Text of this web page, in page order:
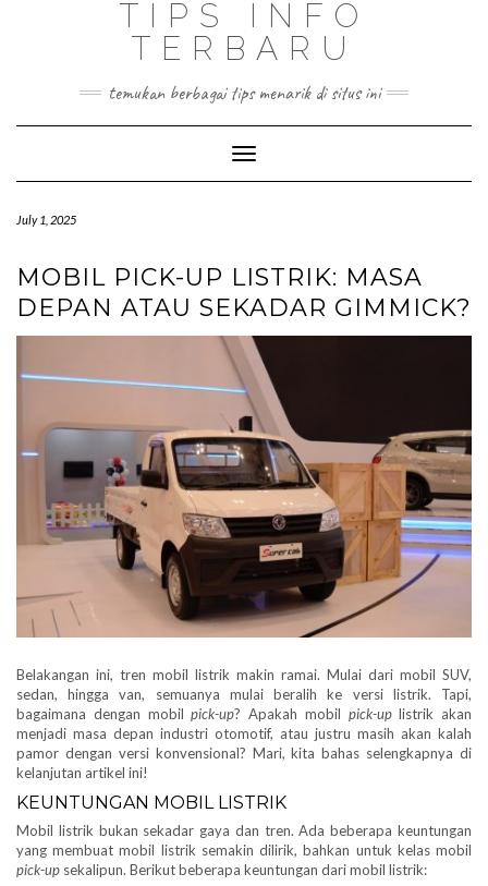
TIPS INFO
TERBARU
temukan berbagai tips menarik di situs ini
Toggle
Navigation
July 1, 2025
MOBIL PICK-UP LISTRIK: MASA
DEPAN ATAU SEKADAR GIMMICK?
Belakangan ini, tren mobil listrik makin ramai. Mulai dari mobil SUV,
sedan, hingga van, semuanya mulai beralih ke versi listrik. Tapi,
bagaimana dengan mobilpick-up? Apakah mobil pick-uplistrik akan
menjadi masa depan industri otomotif, atau justru masih akan kalah
pamor dengan versi konvensional? Mari, kita bahas selengkapnya di
kelanjutan artikel ini!
KEUNTUNGAN MOBIL LISTRIK
Mobil listrik bukan sekadar gaya dan tren. Ada beberapa keuntungan
yang membuat mobil listrik semakin dilirik, bahkan untuk kelas mobil
pick-up sekalipun. Berikut beberapa keuntungan dari mobil listrik: